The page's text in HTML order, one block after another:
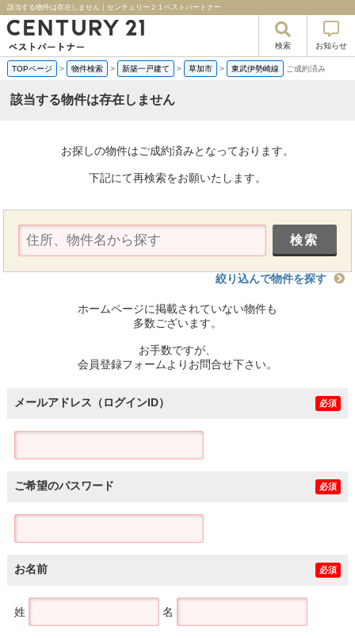
該当する物件は存在しません｜センチュリー２１ベストパートナー
検索 お知らせ
TOPページ > 物件検索 > 新築一戸建て > 草加市 > 東武伊勢崎線 ご成約済み
該当する物件は存在しません
お探しの物件はご成約済みとなっております。
下記にて再検索をお願いたします。
絞り込んで物件を探す
ホームページに掲載されていない物件も
多数ございます。
お手数ですが、
会員登録フォームよりお問合せ下さい。
メールアドレス（ログインID） 必須
ご希望のパスワード 必須
お名前 必須
姓 名